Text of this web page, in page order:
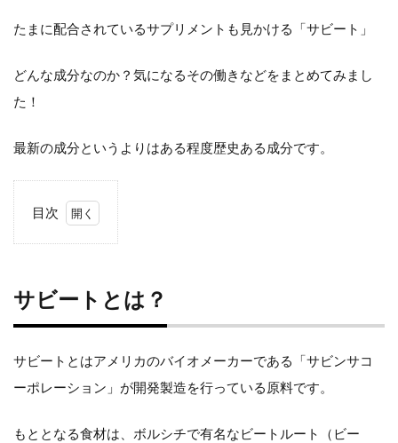
たまに配合されているサプリメントも見かける「サビート」
どんな成分なのか？気になるその働きなどをまとめてみまし
た！
最新の成分というよりはある程度歴史ある成分です。
目次
サビ
と
は？
サ
ビ
サビートとは？
サビートとはアメリカのバイオメーカーである「サビンサコ
ーポレーション」が開発製造を行っている原料です。
もととなる食材は、ボルシチで有名なビートルート（ビー